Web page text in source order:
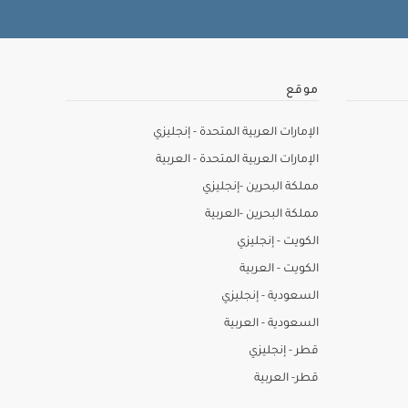
موقع
الإمارات العربية المتحدة - إنجليزي
الإمارات العربية المتحدة - العربية
مملكة البحرين -إنجليزي
مملكة البحرين -العربية
الكويت - إنجليزي
الكويت - العربية
السعودية - إنجليزي
السعودية - العربية
قطر - إنجليزي
قطر- العربية